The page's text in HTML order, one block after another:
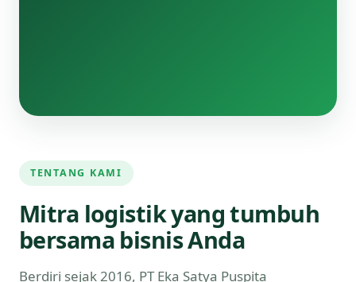
TENTANG KAMI
Mitra logistik yang tumbuh
bersama bisnis Anda
Berdiri sejak 2016, PT Eka Satya Puspita